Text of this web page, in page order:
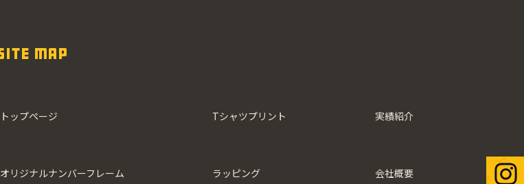
トップページ
オリジナルナンバーフレーム
Tシャツプリント
ラッピング
実績紹介
会社概要